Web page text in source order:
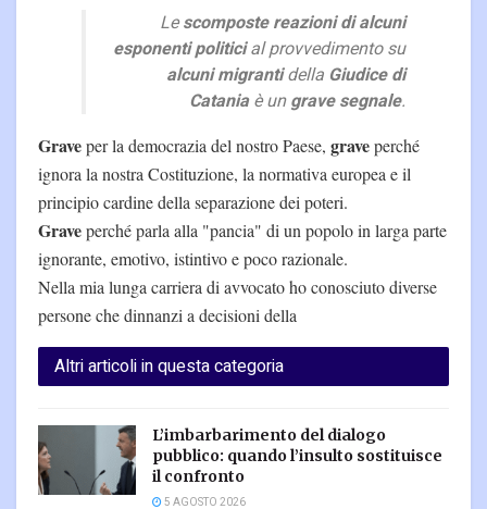
Lescomposte reazioni di alcuni
esponenti politicial provvedimento su
alcuni migrantidella Giudice di
Cataniaè ungrave segnale.
Graveper la democrazia del nostro Paese, graveperché
ignora la nostra Costituzione, la normativa europea e il
principio cardine della separazione dei poteri.
Graveperché parla alla "pancia" di un popolo in larga parte
ignorante, emotivo, istintivo e poco razionale.
Nella mia lunga carriera di avvocato ho conosciuto diverse
persone che dinnanzi a decisioni della
Altri articoli in questa categoria
L’imbarbarimento del dialogo
pubblico: quando l’insulto sostituisce
il confronto
5 AGOSTO 2026